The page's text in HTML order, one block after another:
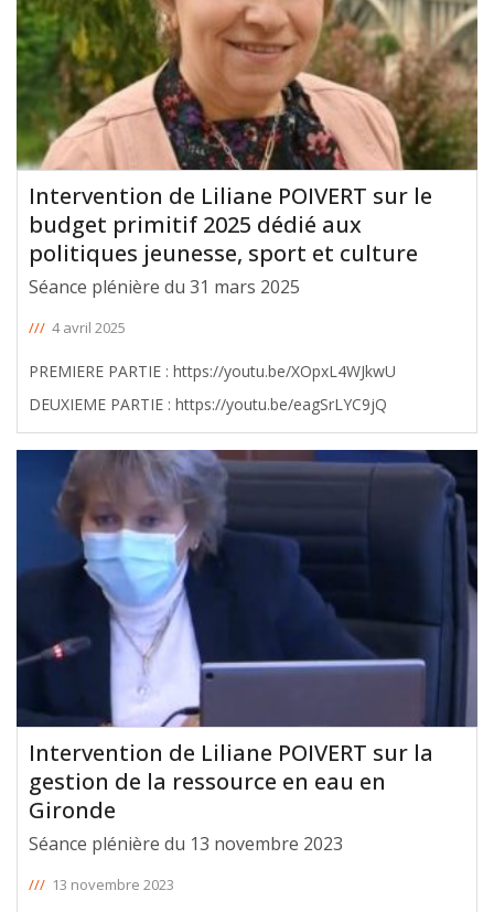
Intervention de Liliane POIVERT sur le
budget primitif 2025 dédié aux
politiques jeunesse, sport et culture
Séance plénière du 31 mars 2025
/// 4 avril 2025
PREMIERE PARTIE : https://youtu.be/XOpxL4WJkwU
DEUXIEME PARTIE : https://youtu.be/eagSrLYC9jQ
Intervention de Liliane POIVERT sur la
gestion de la ressource en eau en
Gironde
Séance plénière du 13 novembre 2023
/// 13 novembre 2023